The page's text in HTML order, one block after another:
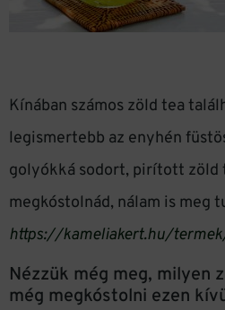
Kínában számos zöld tea
legismertebb az enyhén
golyókká sodort, pirított zöld
megkóstolnád, nálam is meg
https://kameliakert.hu/
Nézzük még meg, milyen
még megkóstolni ezen